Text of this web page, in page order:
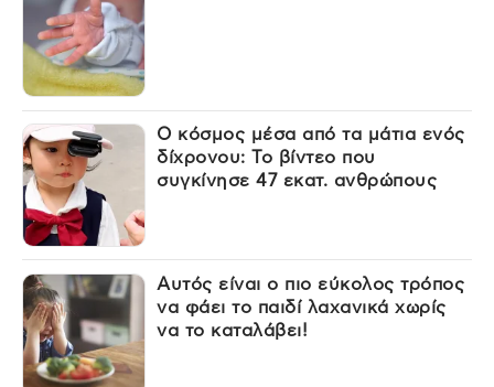
Ο κόσμος μέσα από τα μάτια ενός
δίχρονου: Το βίντεο που
συγκίνησε 47 εκατ. ανθρώπους
Αυτός είναι ο πιο εύκολος τρόπος
να φάει το παιδί λαχανικά χωρίς
να το καταλάβει!